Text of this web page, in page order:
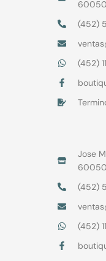
60050
(452)
(452)
Jose
60050
(452)
(452)